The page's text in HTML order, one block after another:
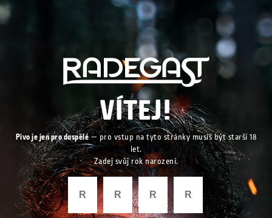
VÍTEJ!
Pivo je jen pro dospělé— pro vstup na tyto stránky musíš být starší 18
let.
Zadej svůj rok narození.